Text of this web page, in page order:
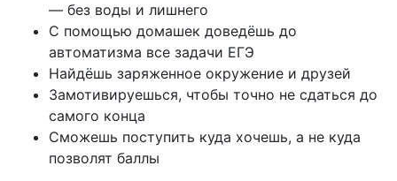
— без воды и лишнего
С помощью домашек доведёшь до
автоматизма все задачи ЕГЭ
Найдёшь заряженное окружение и друзей
Замотивируешься, чтобы точно не сдаться до
самого конца
Сможешь поступить куда хочешь, а не куда
позволят баллы